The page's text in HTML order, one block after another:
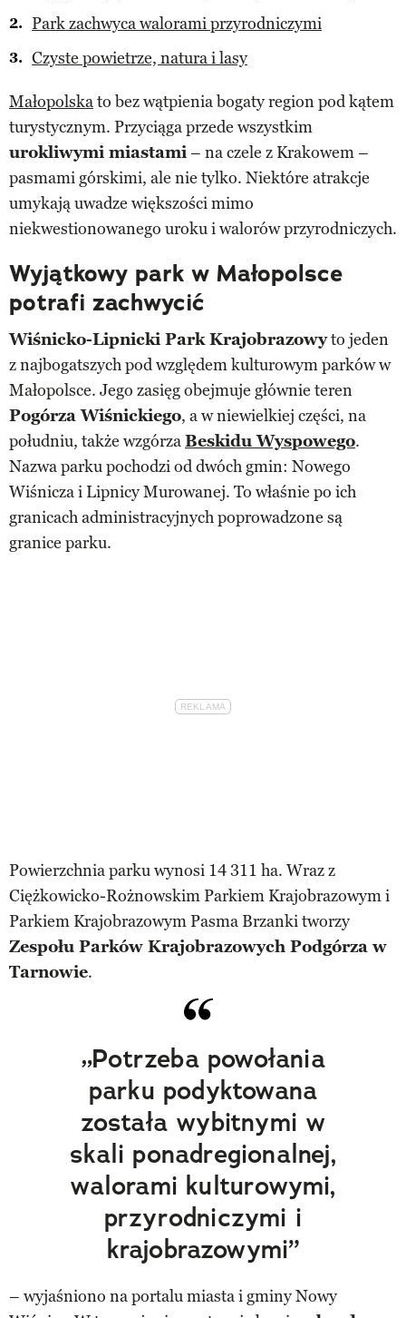
Park zachwyca walorami przyrodniczymi
Czyste powietrze, natura i lasy
Małopolskato bez wątpienia bogaty region pod kątem
turystycznym. Przyciąga przede wszystkim
urokliwymi miastami– na czele z Krakowem –
pasmami górskimi, ale nie tylko. Niektóre atrakcje
umykają uwadze większości mimo
niekwestionowanego uroku i walorów przyrodniczych.
Wyjątkowy park w Małopolsce
potrafi zachwycić
Wiśnicko-Lipnicki Park Krajobrazowyto jeden
z najbogatszych pod względem kulturowym parków w
Małopolsce. Jego zasięg obejmuje głównie teren
Pogórza Wiśnickiego, a w niewielkiej części, na
południu, także wzgórzaBeskidu Wyspowego.
Nazwa parku pochodzi od dwóch gmin: Nowego
Wiśnicza i Lipnicy Murowanej. To właśnie po ich
granicach administracyjnych poprowadzone są
granice parku.
Powierzchnia parku wynosi 14 311 ha. Wraz z
Ciężkowicko-Rożnowskim Parkiem Krajobrazowym i
Parkiem Krajobrazowym Pasma Brzanki tworzy
Zespołu Parków Krajobrazowych Podgórza w
Tarnowie.
„Potrzeba powołania
parku podyktowana
została wybitnymi w
skali ponadregionalnej,
walorami kulturowymi,
przyrodniczymi i
krajobrazowymi”
– wyjaśniono na portalu miasta i gminy Nowy